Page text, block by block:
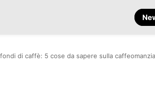
di caffè: 5 cose da sapere sulla caffeomanzia